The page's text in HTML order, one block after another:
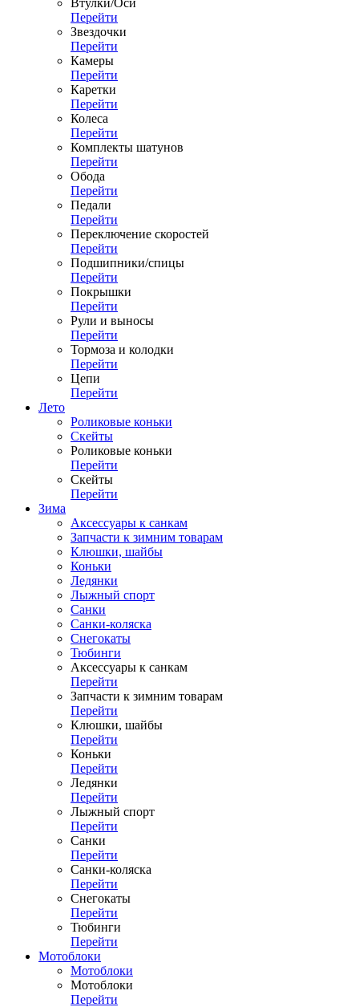
Втулки/Оси
Перейти
Звездочки
Перейти
Камеры
Перейти
Каретки
Перейти
Колеса
Перейти
Комплекты шатунов
Перейти
Обода
Перейти
Педали
Перейти
Переключение скоростей
Перейти
Подшипники/спицы
Перейти
Покрышки
Перейти
Рули и выносы
Перейти
Тормоза и колодки
Перейти
Цепи
Перейти
Лето
Роликовые коньки
Скейты
Роликовые коньки
Перейти
Скейты
Перейти
Зима
Аксессуары к санкам
Запчасти к зимним товарам
Клюшки, шайбы
Коньки
Ледянки
Лыжный спорт
Санки
Санки-коляска
Снегокаты
Тюбинги
Аксессуары к санкам
Перейти
Запчасти к зимним товарам
Перейти
Клюшки, шайбы
Перейти
Коньки
Перейти
Ледянки
Перейти
Лыжный спорт
Перейти
Санки
Перейти
Санки-коляска
Перейти
Снегокаты
Перейти
Тюбинги
Перейти
Мотоблоки
Мотоблоки
Мотоблоки
Перейти